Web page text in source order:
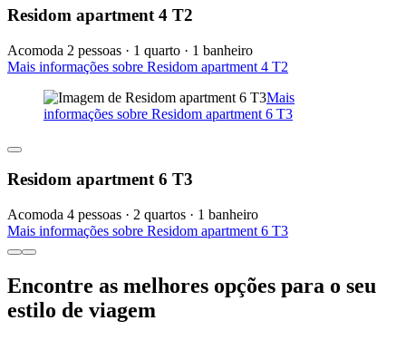
Residom apartment 4 T2
Acomoda 2 pessoas · 1 quarto · 1 banheiro
Mais informações sobre Residom apartment 4 T2
Mais
informações sobre Residom apartment 6 T3
Residom apartment 6 T3
Acomoda 4 pessoas · 2 quartos · 1 banheiro
Mais informações sobre Residom apartment 6 T3
Encontre as melhores opções para o seu
estilo de viagem